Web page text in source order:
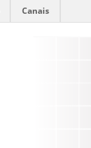
Canais